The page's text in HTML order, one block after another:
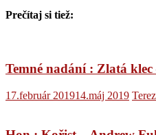
Prečítaj si tiež:
Temné nadání : Zlatá klec
17.február 201914.máj 2019